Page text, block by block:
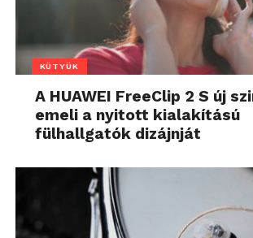
KÜTYÜK
A HUAWEI FreeClip 2 S új
emeli a nyitott kialakítású
fülhallgatók dizájnját